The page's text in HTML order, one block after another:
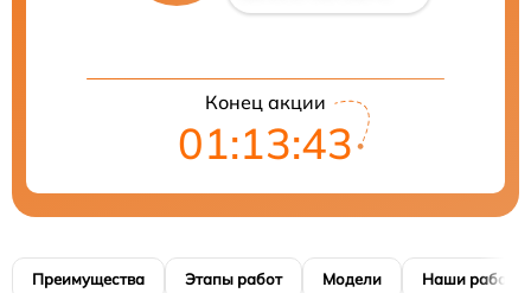
Конец акции
01:13:42
Преимущества Этапы работ Модели Наши работы